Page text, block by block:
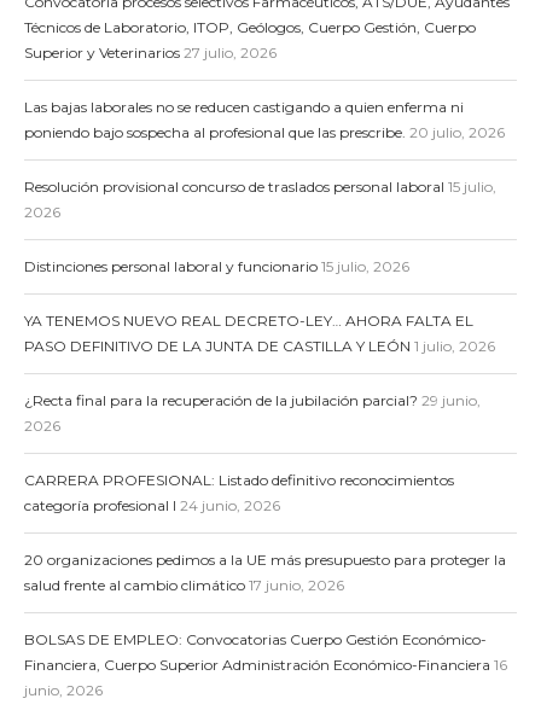
Técnicos de Laboratorio, ITOP, Geólogos, Cuerpo Gestión, Cuerpo
Superior y Veterinarios 27 julio, 2026
Las bajas laborales no se reducen castigando a quien enferma ni
poniendo bajo sospecha al profesional que las prescribe. 20 julio, 2026
Resolución provisional concurso de traslados personal laboral 15 julio,
2026
Distinciones personal laboral y funcionario 15 julio, 2026
YA TENEMOS NUEVO REAL DECRETO-LEY… AHORA FALTA EL
PASO DEFINITIVO DE LA JUNTA DE CASTILLA Y LEÓN 1 julio, 2026
¿Recta final para la recuperación de la jubilación parcial? 29 junio,
2026
CARRERA PROFESIONAL: Listado definitivo reconocimientos
categoría profesional I 24 junio, 2026
20 organizaciones pedimos a la UE más presupuesto para proteger la
salud frente al cambio climático 17 junio, 2026
BOLSAS DE EMPLEO: Convocatorias Cuerpo Gestión Económico-
Financiera, Cuerpo Superior Administración Económico-Financiera 16
junio, 2026